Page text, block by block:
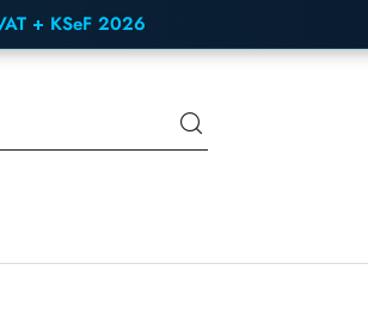
+ KSeF 2026